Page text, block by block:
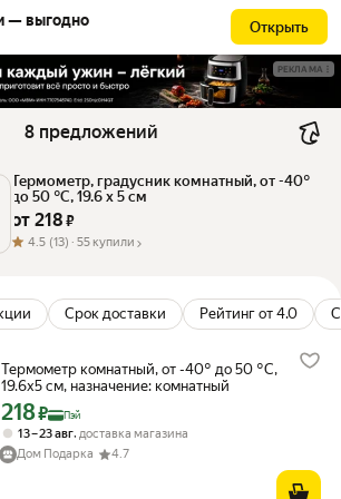
— выгодно Открыть
РЕКЛАМА
8 предложений
Термометр, градусник комнатный, от -40°
до 50 °C, 19.6 х 5 см
от 218 ₽
4.5 (13) · 55 купили
Срок доставки Рейтинг от 4.0
Термометр комнатный, от -40° до 50 °C,
19.6x5 см, назначение: комнатный
Цена с картой Яндекс Пэй 218 ₽ вместо
218₽ Пэй
13 – 23 авг, доставка магазина
Дом Подарка
4.7